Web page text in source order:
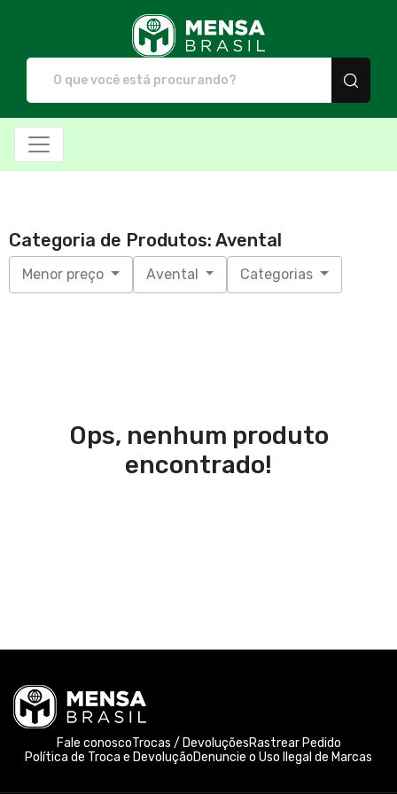
Categoria de Produtos: Avental
Menor preço Avental Categorias
Ops, nenhum produto
encontrado!
Fale conoscoTrocas / DevoluçõesRastrear Pedido
Política de Troca e DevoluçãoDenuncie o Uso Ilegal de Marcas